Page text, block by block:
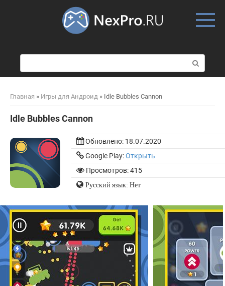
о
и
к
Главная » Игры для Андроид » Idle Bubbles Cannon
Idle Bubbles Cannon
Обновлено: 18.07.2020
Google Play:Открыть
Просмотров: 415
Русский язык: Нет